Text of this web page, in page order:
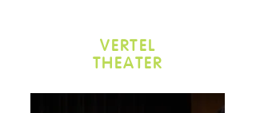
VERTEL
THEATER